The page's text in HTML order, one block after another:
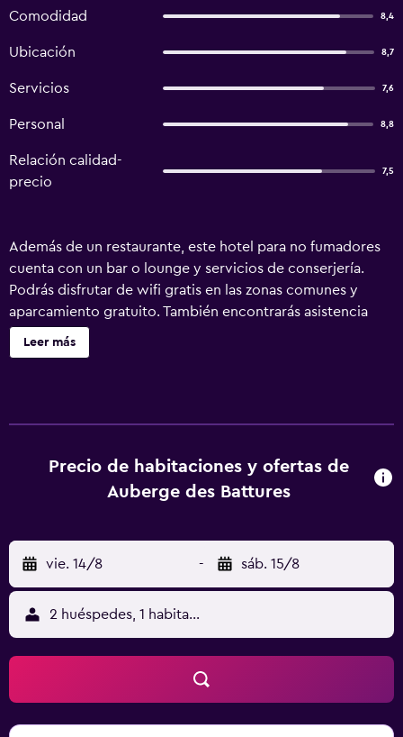
Comodidad 8,4
Ubicación 8,7
Servicios 7,6
Personal 8,8
Relación calidad-
precio
7,5
Además de un restaurante, este hotel para no fumadores
cuenta con un bar o lounge y servicios de conserjería.
Podrás disfrutar de wifi gratis en las zonas comunes y
aparcamiento gratuito. También encontrarás asistencia
turística y para la compra de entradas, un jardín y un área
de pícnic. Battures Hotel Fjord Saguenay ofrece 32
negocios incluyen escritorio y teléfono; se ofrecen
llamadas locales gratuitas (pueden existir restricciones).
todos los días. Se pueden practicar las actividades de ocio
y esparcimiento que se indican más abajo en las
instalaciones o cerca del alojamiento (es posible que se
aplique un recargo).
Leer más
Precio de habitaciones y ofertas de
Auberge des Battures
vie. 14/8 - sáb. 15/8
2 huéspedes, 1 habitación